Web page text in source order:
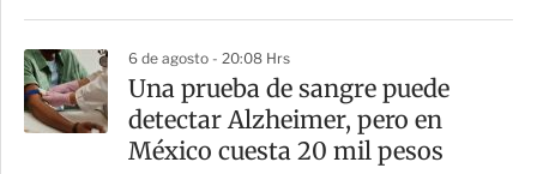
6 de agosto - 20:08 Hrs
Una prueba de sangre puede
detectar Alzheimer, pero en
México cuesta 20 mil pesos